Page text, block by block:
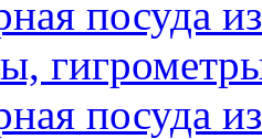
посуда
посуда